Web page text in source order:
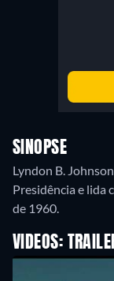
SINOPSE
Lyndon B.
Presidência e lida
de 1960.
VIDEOS: